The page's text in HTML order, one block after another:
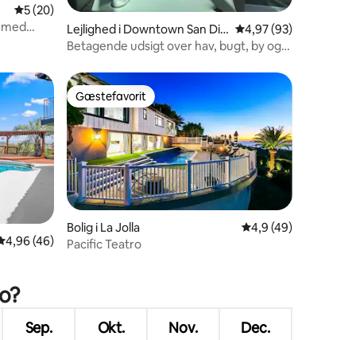
5 ud af 5 i gennemsnitlig bedømmelse, 20 omtaler
5 (20)
Lejlighed i Downtown San Die
go
4,97 ud af 5 i
4,97 (93)
Betagende udsigt over hav, bugt, by og
ud af 5 i gennemsnitlig bedømmelse, 46 omtaler
4,96 (46)
Gæstefavorit
Gæstefavorit
Bolig i La Jolla 4,9 ud af 5 i
4,9 (49)
Pacific Teatro
Sep. Okt. Nov. Dec.